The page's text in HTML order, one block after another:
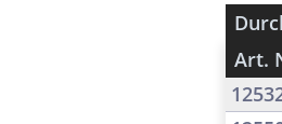
Art.